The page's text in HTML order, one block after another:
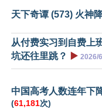
天下奇谭 (573) 火神
从付费实习到自费上
坑还往里跳？
▶️ 2026/
中国高考人数连年下
(61,181次)